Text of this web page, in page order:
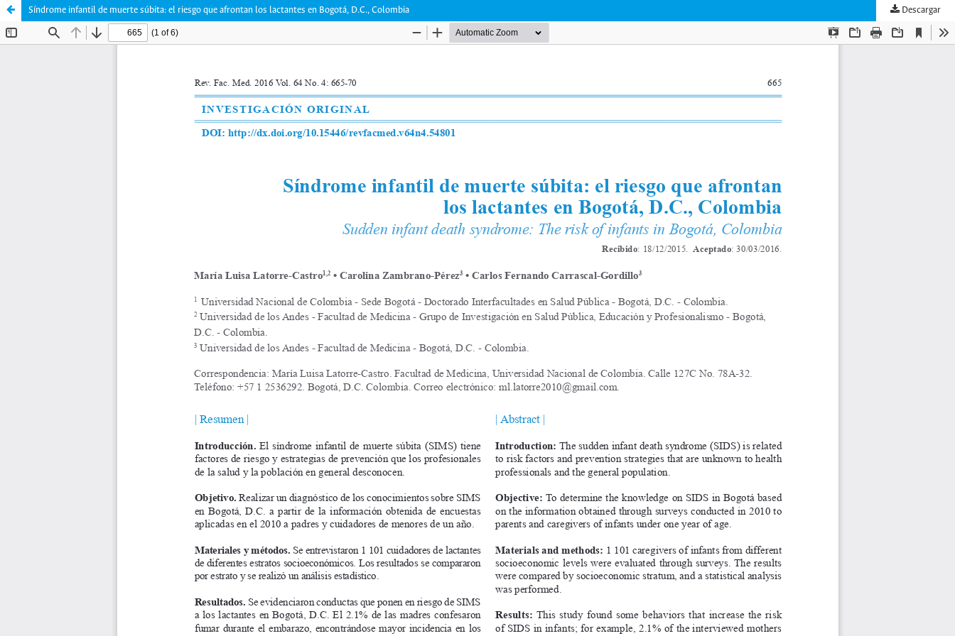
Síndrome infantil de muerte súbita: el riesgo que afrontan los lactantes en Bogotá, D.C., Colombia Descargar